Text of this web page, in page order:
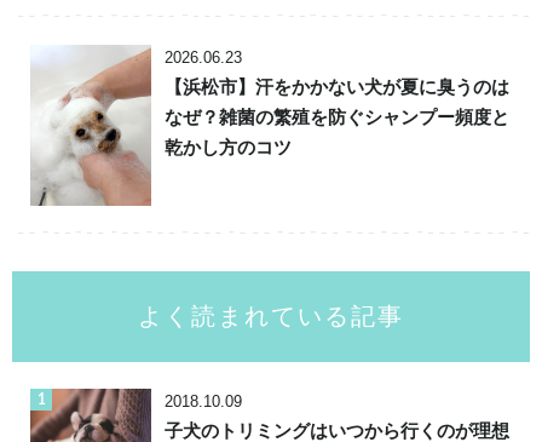
2026.06.23
【浜松市】汗をかかない犬が夏に臭うのは
なぜ？雑菌の繁殖を防ぐシャンプー頻度と
乾かし方のコツ
よく読まれている記事
2018.10.09
子犬のトリミングはいつから行くのが理想